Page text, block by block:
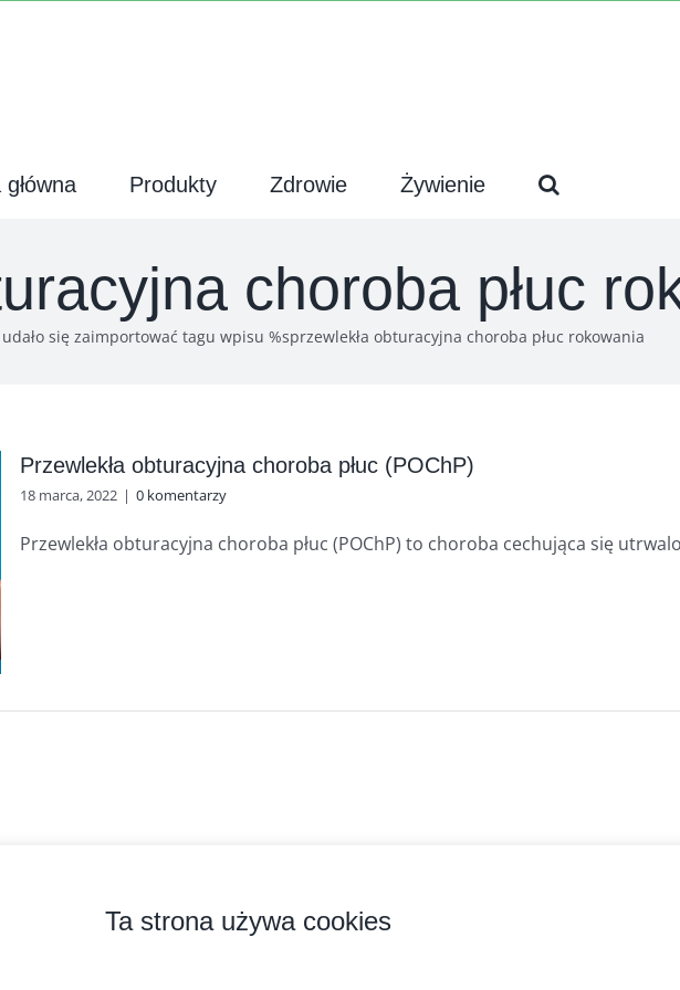
Produkty Zdrowie Żywienie
choroba płuc
się zaimportować tagu wpisu %sprzewlekła obturacyjna choroba płuc rokowania
Przewlekła obturacyjna choroba płuc (POChP)
18 marca, 2022 | 0 komentarzy
Przewlekła obturacyjna choroba płuc (POChP) to choroba cechująca się
Ta strona używa cookies